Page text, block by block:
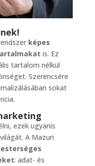
képes
is. Ez
tartalom nélkül
Szerencsére
sokat
ezek ugyanis
A Mazuri
: adat- és